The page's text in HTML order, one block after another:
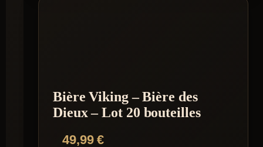
Bière Viking – Bière des
Dieux – Lot 20 bouteilles
49,99€